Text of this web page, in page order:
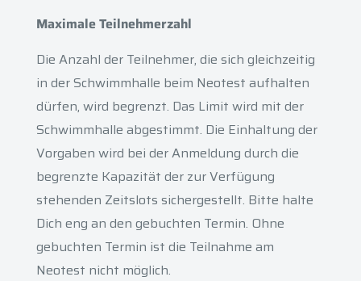
Maximale Teilnehmerzahl
Die Anzahl der Teilnehmer, die sich gleichzeitig
in der Schwimmhalle beim Neotest aufhalten
dürfen, wird begrenzt. Das Limit wird mit der
Schwimmhalle abgestimmt. Die Einhaltung der
Vorgaben wird bei der Anmeldung durch die
begrenzte Kapazität der zur Verfügung
stehenden Zeitslots sichergestellt. Bitte halte
Dich eng an den gebuchten Termin. Ohne
gebuchten Termin ist die Teilnahme am
Neotest nicht möglich.